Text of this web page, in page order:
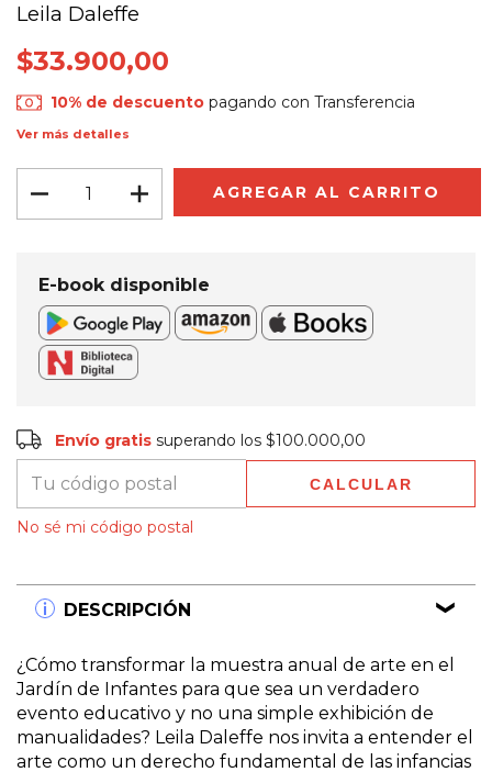
Leila Daleffe
$33.900,00
10% de descuento pagando con Transferencia
Ver más detalles
E-book disponible
Envío gratis
Entregas para el CP: CAMBIAR CP
Envío gratis superando los$100.000,00
CALCULAR
No sé mi código postal
DESCRIPCIÓN
¿Cómo transformar la muestra anual de arte en el
Jardín de Infantes para que sea un verdadero
evento educativo y no una simple exhibición de
manualidades? Leila Daleffe nos invita a entender el
arte como un derecho fundamental de las infancias